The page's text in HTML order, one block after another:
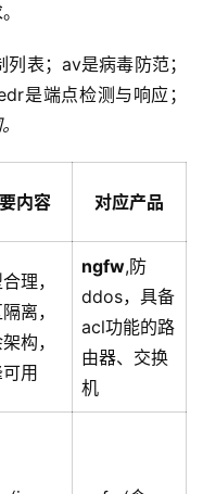
表；av是病毒防范；
是端点检测与响应；
内容 对应产品
理，
离，
构，
用
ngfw,防
ddos，具备
acl功能的路
由器、交换
机